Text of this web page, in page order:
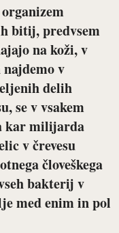
bitij, predvsem
na koži, v
v
delih
se v vsakem
kar milijarda
v črevesu
človeškega
bakterij v
med enim in pol